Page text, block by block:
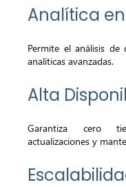
Analítica
Permite el análisis
analíticas avanzadas.
Alta
Garantiza cero
actualizaciones y